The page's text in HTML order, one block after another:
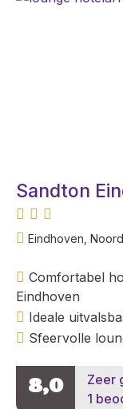
Sandton
Eindhoven,
Comfortabel
Eindhoven
Ideale
Sfeervolle
8,0
Zeer
1